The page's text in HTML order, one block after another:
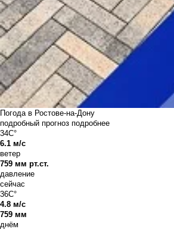
Погода в Ростове-на-Дону
подробный прогноз подробнее
34C°
6.1 м/с
ветер
759 мм рт.ст.
давление
сейчас
36C°
4.8 м/с
759 мм
днём